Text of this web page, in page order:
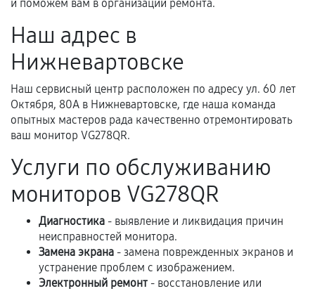
перегрев, коррозия.
Самостоятельный ремонт или вмешательство
третьих лиц.
Естественный износ деталей, если иное не
предусмотрено отдельно.
Обращение после окончания гарантийного
Программные сбои, если это не указано в
отдельных условиях.
Если комплектующие куплены
самостоятельно
и поможем вам в организации ремонта.
Наш адрес в
Нижневартовске
Наш сервисный центр расположен по адресу ул. 60 лет
Октября, 80А в Нижневартовске, где наша команда
опытных мастеров рада качественно отремонтировать
ваш монитор VG278QR.
Услуги по обслуживанию
мониторов VG278QR
Диагностика - выявление и ликвидация причин
неисправностей монитора.
Замена экрана - замена поврежденных экранов и
устранение проблем с изображением.
Электронный ремонт - восстановление или